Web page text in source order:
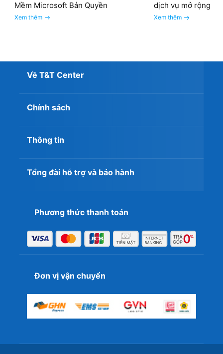
Mềm Microsoft Bản Quyền
Xem thêm
dịch vụ mở rộng
Xem thêm
Về T&T Center
Chính sách
Thông tin
Tổng đài hỗ trợ và bảo hành
Phương thức thanh toán
Đơn vị vận chuyển